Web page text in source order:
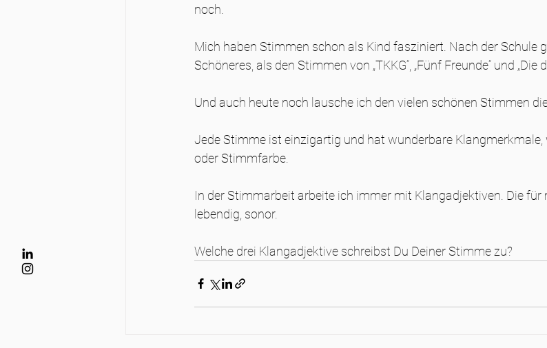
noch.
Mich haben Stimmen schon als Kind fasziniert. Nach der Schule
Schöneres, als den Stimmen von „TKKG“, „Fünf Freunde“ und „Die
Und auch heute noch lausche ich den vielen schönen Stimmen
Jede Stimme ist einzigartig und hat wunderbare Klangmerkmale,
oder Stimmfarbe.
In der Stimmarbeit arbeite ich immer mit Klangadjektiven. Die für
lebendig, sonor.
Welche drei Klangadjektive schreibst Du Deiner Stimme zu?